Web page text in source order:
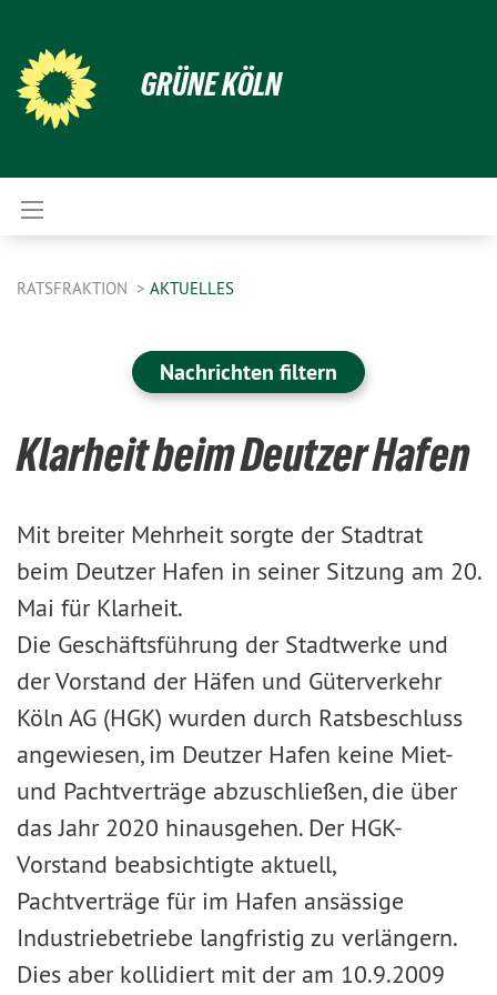
GRÜNE KÖLN
RATSFRAKTION AKTUELLES
Nachrichten filtern
Klarheit beim Deutzer Hafen
Mit breiter Mehrheit sorgte der Stadtrat
beim Deutzer Hafen in seiner Sitzung am 20.
Mai für Klarheit.
Die Geschäftsführung der Stadtwerke und
der Vorstand der Häfen und Güterverkehr
Köln AG (HGK) wurden durch Ratsbeschluss
angewiesen, im Deutzer Hafen keine Miet-
und Pachtverträge abzuschließen, die über
das Jahr 2020 hinausgehen. Der HGK-
Vorstand beabsichtigte aktuell,
Pachtverträge für im Hafen ansässige
Industriebetriebe langfristig zu verlängern.
Dies aber kollidiert mit der am 10.9.2009